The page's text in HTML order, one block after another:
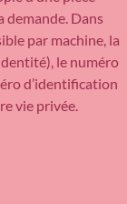
demande. Dans
par machine, la
le numéro
d’identification
vie privée.